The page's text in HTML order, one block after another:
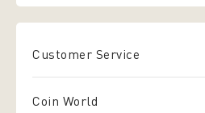
Customer Service
Coin World